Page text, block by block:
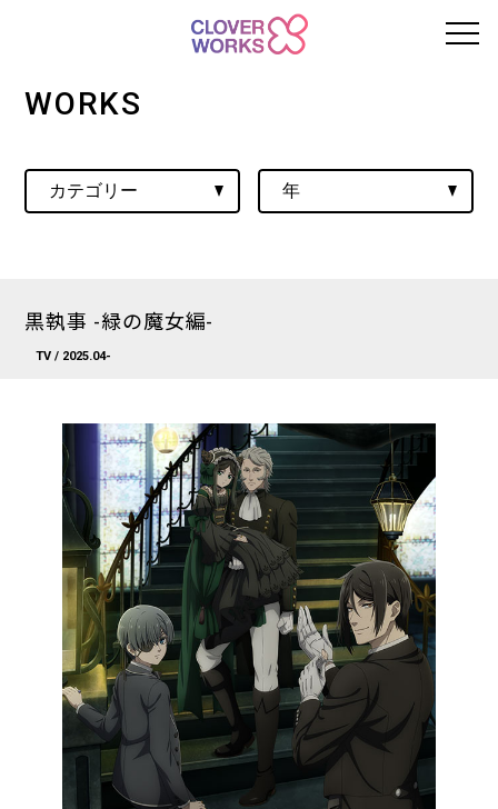
WORKS
黒執事 -緑の魔女編-
TV / 2025.04-